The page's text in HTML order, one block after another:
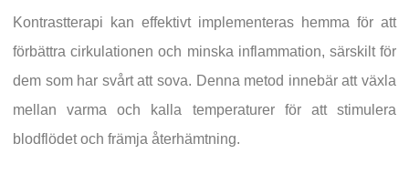
Kontrastterapi kan effektivt implementeras hemma för att
förbättra cirkulationen och minska inflammation, särskilt för
dem som har svårt att sova. Denna metod innebär att växla
mellan varma och kalla temperaturer för att stimulera
blodflödet och främja återhämtning.